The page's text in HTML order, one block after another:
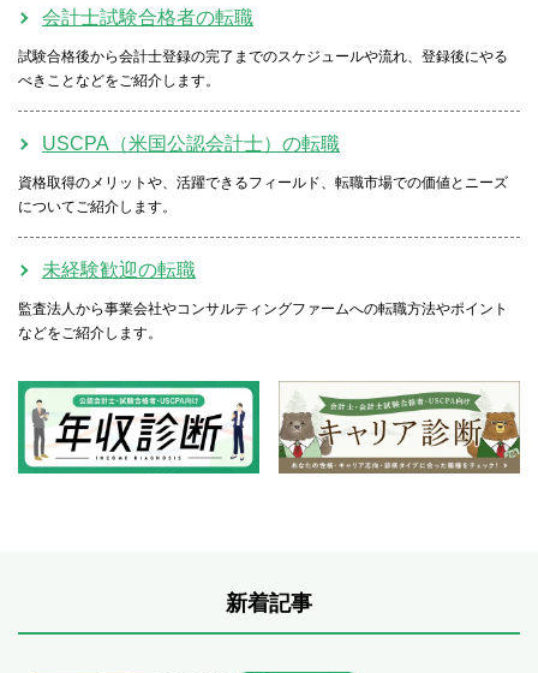
会計士試験合格者の転職
試験合格後から会計士登録の完了までのスケジュールや流れ、登録後にやる
べきことなどをご紹介します。
USCPA（米国公認会計士）の転職
資格取得のメリットや、活躍できるフィールド、転職市場での価値とニーズ
についてご紹介します。
未経験歓迎の転職
監査法人から事業会社やコンサルティングファームへの転職方法やポイント
などをご紹介します。
新着記事